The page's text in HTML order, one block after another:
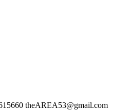
theAREA53@gmail.com